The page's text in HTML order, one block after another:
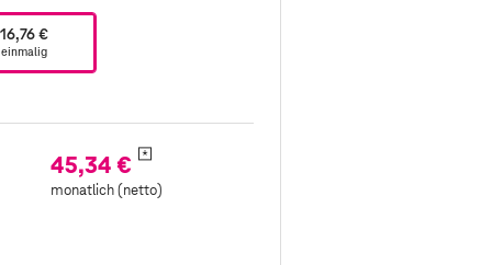
16,76 €
einmalig
45,34 € *
monatlich (netto)